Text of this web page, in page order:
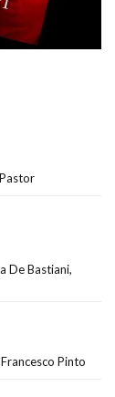
De Bastiani,
Pinto